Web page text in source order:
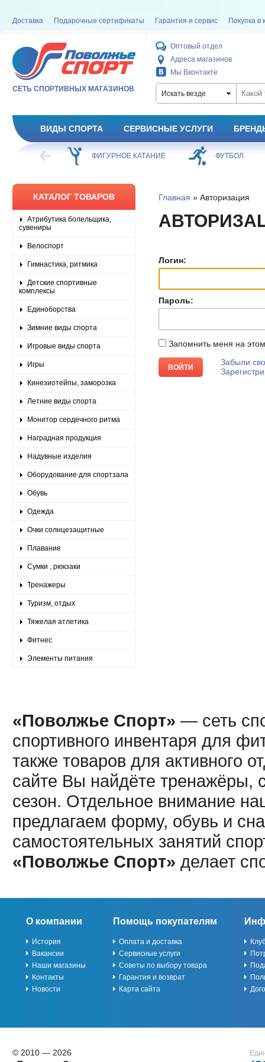
Доставка Подарочные сертификаты Гарантия и сервис Покупка в
СЕТЬ СПОРТИВНЫХ МАГАЗИНОВ
Оптовый отдел
Адреса магазинов
Мы Вконтакте
Искать везде
ВИДЫ СПОРТА СЕРВИСНЫЕ УСЛУГИ
ХОККЕЙ ФИГУРНОЕ КАТАНИЕ ФУТБОЛ
КАТАЛОГ ТОВАРОВ
Атрибутика болельщика,
сувениры
Велоспорт
Гимнастика, ритмика
Детские спортивные
комплексы
Единоборства
Зимние виды спорта
Игровые виды спорта
Игры
Кинезиотейпы, заморозка
Летние виды спорта
Монитор сердечного ритма
Наградная продукция
Надувные изделия
Оборудование для спортзала
Обувь
Одежда
Очки солнцезащитные
Плавание
Сумки , рюкзаки
Тренажеры
Туризм, отдых
Тяжелая атлетика
Фитнес
Элементы питания
Главная » Авторизация
Логин:
Пароль:
Запомнить меня на
Забыли
«Поволжье Спорт» — сеть
спортивного инвентаря для
также товаров для активного
сайте Вы найдёте тренажёры,
сезон. Отдельное внимание
предлагаем форму, обувь и
самостоятельных занятий
«Поволжье Спорт» делает
О компании
История
Вакансии
Наши магазины
Контакты
Новости
Помощь покупателям
Оплата и доставка
Сервисные услуги
Советы по выбору товара
Гарантия и возврат
Карта сайта
© 2010 — 2026